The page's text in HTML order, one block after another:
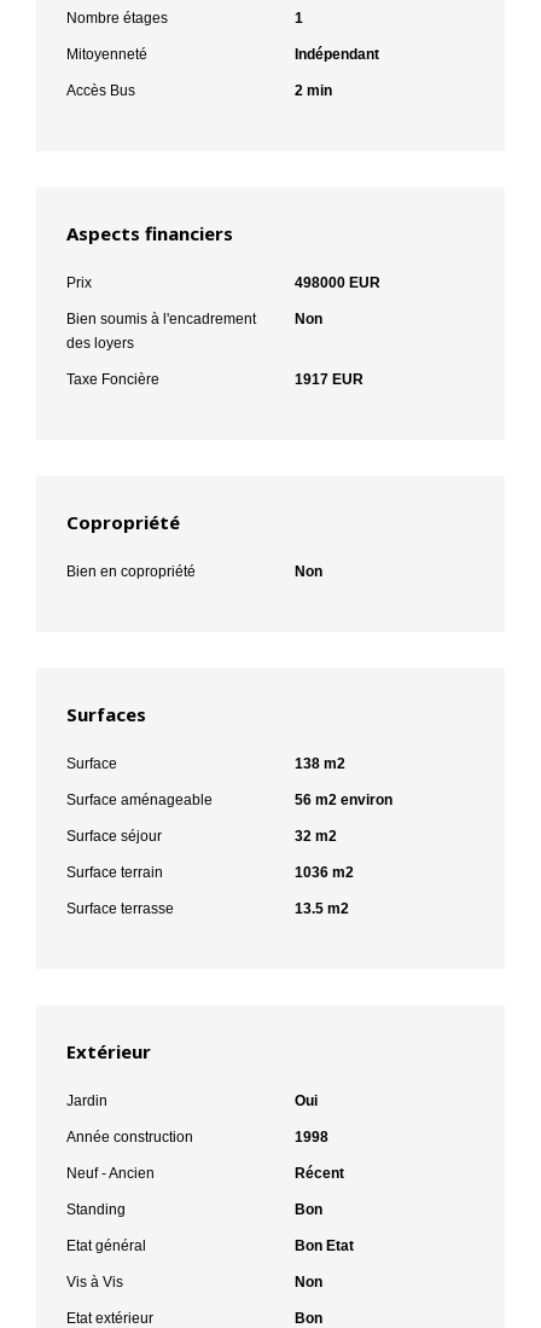
Nombre étages 1
Mitoyenneté Indépendant
Accès Bus 2 min
Aspects financiers
Prix 498000 EUR
Bien soumis à l'encadrement
des loyers
Non
Taxe Foncière 1917 EUR
Copropriété
Bien en copropriété Non
Surfaces
Surface 138 m2
Surface aménageable 56 m2 environ
Surface séjour 32 m2
Surface terrain 1036 m2
Surface terrasse 13.5 m2
Extérieur
Jardin Oui
Année construction 1998
Neuf - Ancien Récent
Standing Bon
Etat général Bon Etat
Vis à Vis Non
Etat extérieur Bon